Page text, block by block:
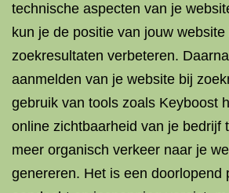
technische aspecten van je
kun je de positie van jouw website
zoekresultaten verbeteren.
aanmelden van je website bij
gebruik van tools zoals Keyboost
online zichtbaarheid van je bedrijf
meer organisch verkeer naar je
genereren. Het is een doorlopend